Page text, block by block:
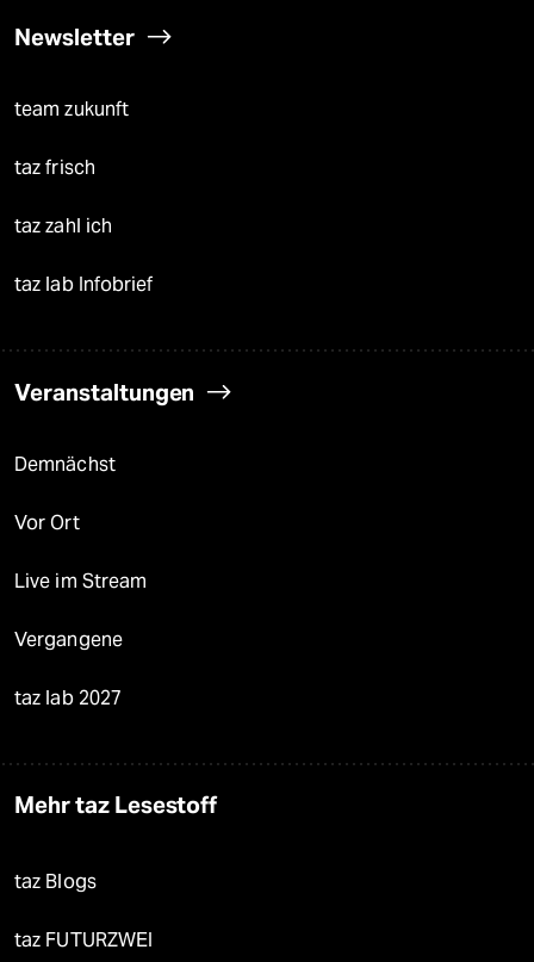
Newsletter
team zukunft
taz frisch
taz zahl ich
taz lab Infobrief
Veranstaltungen
Demnächst
Vor Ort
Live im Stream
Vergangene
taz lab 2027
Mehr taz Lesestoff
taz Blogs
taz FUTURZWEI